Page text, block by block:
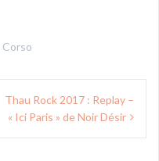
Corso
Thau Rock 2017 : Replay –
« Ici Paris » de Noir Désir